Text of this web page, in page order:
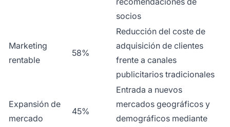
socios
Marketing
rentable
58%
Reducción del coste de
adquisición de clientes
frente a canales
publicitarios tradicionales
Expansión de
mercado
45%
Entrada a nuevos
mercados geográficos y
demográficos mediante